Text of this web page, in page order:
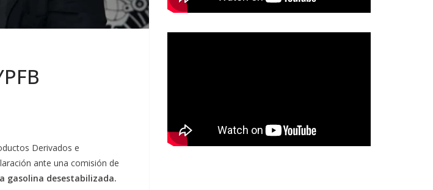
Derivados e
ante una comisión de
gasolina desestabilizada.